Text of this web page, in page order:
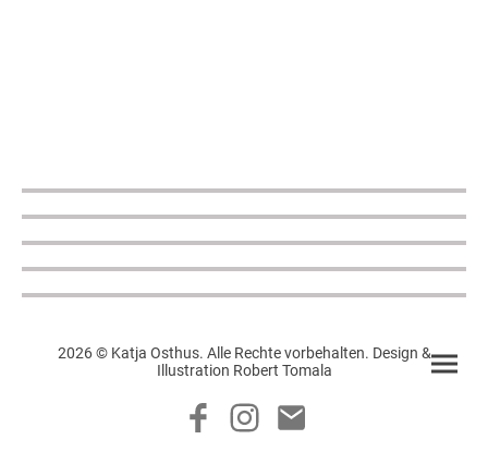
2026 © Katja Osthus. Alle Rechte vorbehalten. Design &
Illustration Robert Tomala